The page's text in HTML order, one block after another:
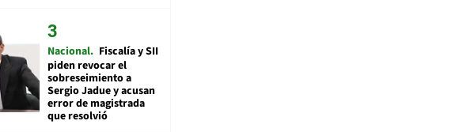
Nacional Fiscalía y SII
piden revocar el
sobreseimiento a
Sergio Jadue y acusan
error de magistrada
que resolvió